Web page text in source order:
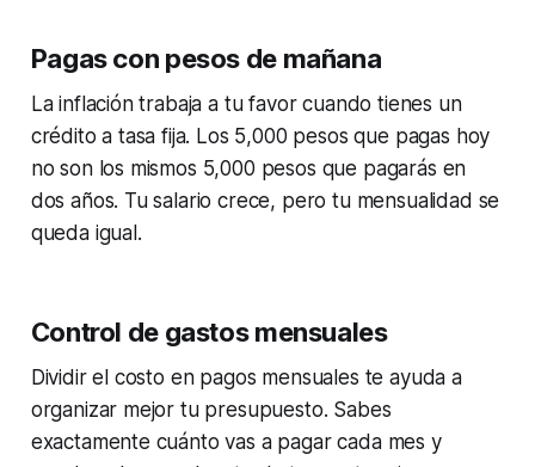
Pagas con pesos de mañana
La inflación trabaja a tu favor cuando tienes un
crédito a tasa fija. Los 5,000 pesos que pagas hoy
no son los mismos 5,000 pesos que pagarás en
dos años. Tu salario crece, pero tu mensualidad se
queda igual.
Control de gastos mensuales
Dividir el costo en pagos mensuales te ayuda a
organizar mejor tu presupuesto. Sabes
exactamente cuánto vas a pagar cada mes y